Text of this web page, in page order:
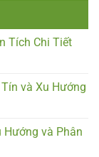
Tích Chi Tiết
và Xu Hướng
Hướng và Phân